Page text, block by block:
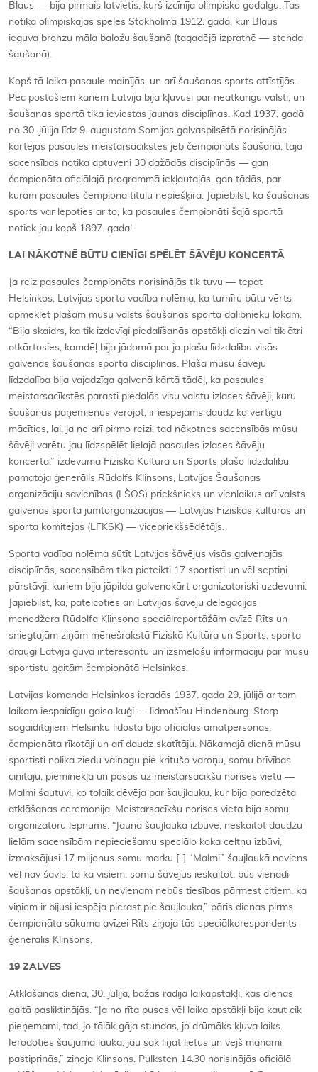
Blaus — bija pirmais latvietis, kurš izcīnīja olimpisko godalgu. Tas
notika olimpiskajās spēlēs Stokholmā 1912. gadā, kur Blaus
ieguva bronzu māla baložu šaušanā (tagadējā izpratnē — stenda
šaušanā).
Kopš tā laika pasaule mainījās, un arī šaušanas sports attīstījās.
Pēc postošiem kariem Latvija bija kļuvusi par neatkarīgu valsti, un
šaušanas sportā tika ieviestas jaunas disciplīnas. Kad 1937. gadā
no 30. jūlija līdz 9. augustam Somijas galvaspilsētā norisinājās
kārtējās pasaules meistarsacīkstes jeb čempionāts šaušanā, tajā
sacensības notika aptuveni 30 dažādās disciplīnās — gan
čempionāta oficiālajā programmā iekļautajās, gan tādās, par
kurām pasaules čempiona titulu nepiešķīra. Jāpiebilst, ka šaušanas
sports var lepoties ar to, ka pasaules čempionāti šajā sportā
notiek jau kopš 1897. gada!
LAI NĀKOTNĒ BŪTU CIENĪGI SPĒLĒT ŠĀVĒJU KONCERTĀ
Ja reiz pasaules čempionāts norisinājās tik tuvu — tepat
Helsinkos, Latvijas sporta vadība nolēma, ka turnīru būtu vērts
apmeklēt plašam mūsu valsts šaušanas sporta dalībnieku lokam.
“Bija skaidrs, ka tik izdevīgi piedalīšanās apstākļi diezin vai tik ātri
atkārtosies, kamdēļ bija jādomā par jo plašu līdzdalību visās
galvenās šaušanas sporta disciplīnās. Plaša mūsu šāvēju
līdzdalība bija vajadzīga galvenā kārtā tādēļ, ka pasaules
meistarsacīkstēs parasti piedalās visu valstu izlases šāvēji, kuru
šaušanas paņēmienus vērojot, ir iespējams daudz ko vērtīgu
mācīties, lai, ja ne arī pirmo reizi, tad nākotnes sacensībās mūsu
šāvēji varētu jau līdzspēlēt lielajā pasaules izlases šāvēju
koncertā,” izdevumā Fiziskā Kultūra un Sports plašo līdzdalību
pamatoja ģenerālis Rūdolfs Klinsons, Latvijas Šaušanas
organizāciju savienības (LŠOS) priekšnieks un vienlaikus arī valsts
galvenās sporta jumtorganizācijas — Latvijas Fiziskās kultūras un
sporta komitejas (LFKSK) — vicepriekšsēdētājs.
Sporta vadība nolēma sūtīt Latvijas šāvējus visās galvenajās
disciplīnās, sacensībām tika pieteikti 17 sportisti un vēl septiņi
pārstāvji, kuriem bija jāpilda galvenokārt organizatoriski uzdevumi.
Jāpiebilst, ka, pateicoties arī Latvijas šāvēju delegācijas
menedžera Rūdolfa Klinsona speciālreportāžām avīzē Rīts un
sniegtajām ziņām mēnešrakstā Fiziskā Kultūra un Sports, sporta
draugi Latvijā guva interesantu un izsmeļošu informāciju par mūsu
sportistu gaitām čempionātā Helsinkos.
Latvijas komanda Helsinkos ieradās 1937. gada 29. jūlijā ar tam
laikam iespaidīgu gaisa kuģi — lidmašīnu Hindenburg. Starp
sagaidītājiem Helsinku lidostā bija oficiālas amatpersonas,
čempionāta rīkotāji un arī daudz skatītāju. Nākamajā dienā mūsu
sportisti nolika ziedu vainagu pie kritušo varoņu, somu brīvības
cīnītāju, pieminekļa un posās uz meistarsacīkšu norises vietu —
Malmi šautuvi, ko tolaik dēvēja par šaujlauku, kur bija paredzēta
atklāšanas ceremonija. Meistarsacīkšu norises vieta bija somu
organizatoru lepnums. “Jaunā šaujlauka izbūve, neskaitot daudzu
lielām sacensībām nepieciešamu speciālo koka celtņu izbūvi,
izmaksājusi 17 miljonus somu marku [..] “Malmi” šaujlaukā neviens
vēl nav šāvis, tā ka visiem, somu šāvējus ieskaitot, būs vienādi
šaušanas apstākļi, un nevienam nebūs tiesības pārmest citiem, ka
viņiem ir bijusi iespēja pierast pie šaujlauka,” pāris dienas pirms
čempionāta sākuma avīzei Rīts ziņoja tās speciālkorespondents
ģenerālis Klinsons.
19 ZALVES
Atklāšanas dienā, 30. jūlijā, bažas radīja laikapstākļi, kas dienas
gaitā pasliktinājās. “Ja no rīta puses vēl laika apstākļi bija kaut cik
pieņemami, tad, jo tālāk gāja stundas, jo drūmāks kļuva laiks.
Ierodoties šaujamā laukā, jau sāk līņāt lietus un vējš manāmi
pastiprinās,” ziņoja Klinsons. Pulksten 14.30 norisinājās oficiālā